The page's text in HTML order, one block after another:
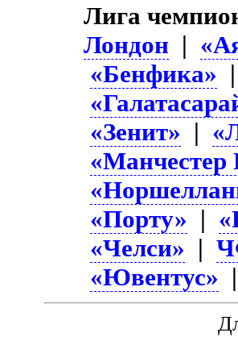
Лига
Лондон |
«Бенфика» |
«Зенит» |
«Порту» |
«Челси» |
«Ювентус» |